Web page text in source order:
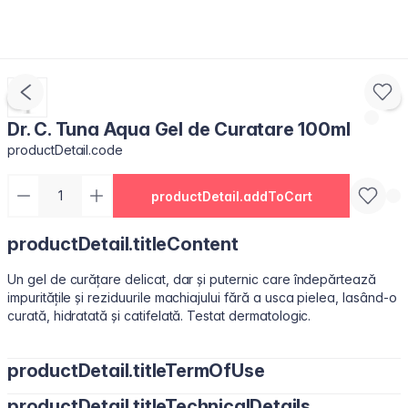
Dr. C. Tuna Aqua Gel de Curatare 100ml
productDetail.code
productDetail.addToCart
productDetail.titleContent
Un gel de curățare delicat, dar și puternic care îndepărtează
impuritățile și reziduurile machiajului fără a usca pielea, lasând-o
curată, hidratată și catifelată. Testat dermatologic.
productDetail.titleTermOfUse